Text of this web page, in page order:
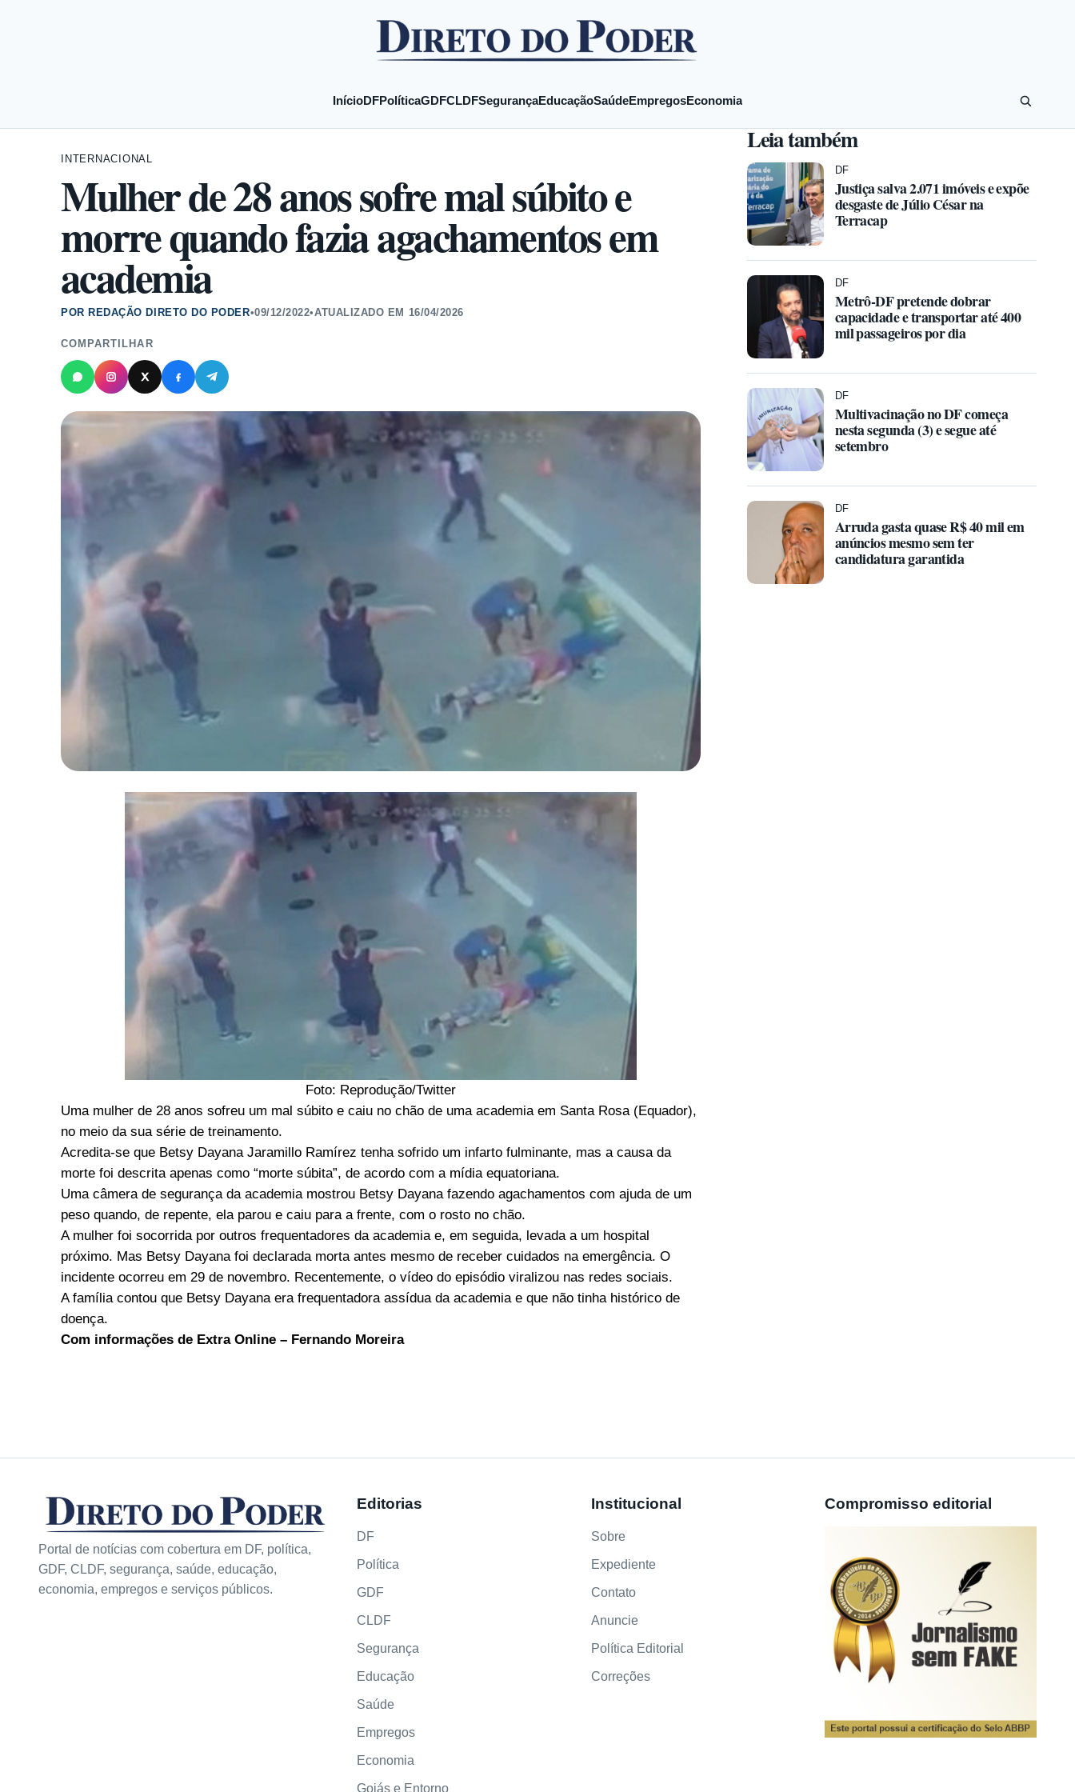
InícioDFPolíticaGDFCLDFSegurançaEducaçãoSaúdeEmpregosEconomia
INTERNACIONAL
Mulher de 28 anos sofre mal súbito e
morre quando fazia agachamentos em
academia
POR REDAÇÃO DIRETO DO PODER•09/12/2022•ATUALIZADO EM 16/04/2026
COMPARTILHAR
Foto: Reprodução/Twitter
Uma mulher de 28 anos sofreu um mal súbito e caiu no chão de uma academia em Santa Rosa (Equador),
no meio da sua série de treinamento.
Acredita-se que Betsy Dayana Jaramillo Ramírez tenha sofrido um infarto fulminante, mas a causa da
morte foi descrita apenas como “morte súbita”, de acordo com a mídia equatoriana.
Uma câmera de segurança da academia mostrou Betsy Dayana fazendo agachamentos com ajuda de um
peso quando, de repente, ela parou e caiu para a frente, com o rosto no chão.
A mulher foi socorrida por outros frequentadores da academia e, em seguida, levada a um hospital
próximo. Mas Betsy Dayana foi declarada morta antes mesmo de receber cuidados na emergência. O
incidente ocorreu em 29 de novembro. Recentemente, o vídeo do episódio viralizou nas redes sociais.
A família contou que Betsy Dayana era frequentadora assídua da academia e que não tinha histórico de
doença.
Com informações de Extra Online – Fernando Moreira
Leia também
DF
Justiça salva 2.071 imóveis e expõe
desgaste de Júlio César na
Terracap
DF
Metrô-DF pretende dobrar
capacidade e transportar até 400
mil passageiros por dia
DF
Multivacinação no DF começa
nesta segunda (3) e segue até
setembro
DF
Arruda gasta quase R$ 40 mil em
anúncios mesmo sem ter
candidatura garantida
Portal de notícias com cobertura em DF, política,
GDF, CLDF, segurança, saúde, educação,
economia, empregos e serviços públicos.
Editorias
DF
Política
GDF
CLDF
Segurança
Educação
Saúde
Empregos
Economia
Goiás e Entorno
Institucional
Sobre
Expediente
Contato
Anuncie
Política Editorial
Correções
Compromisso editorial